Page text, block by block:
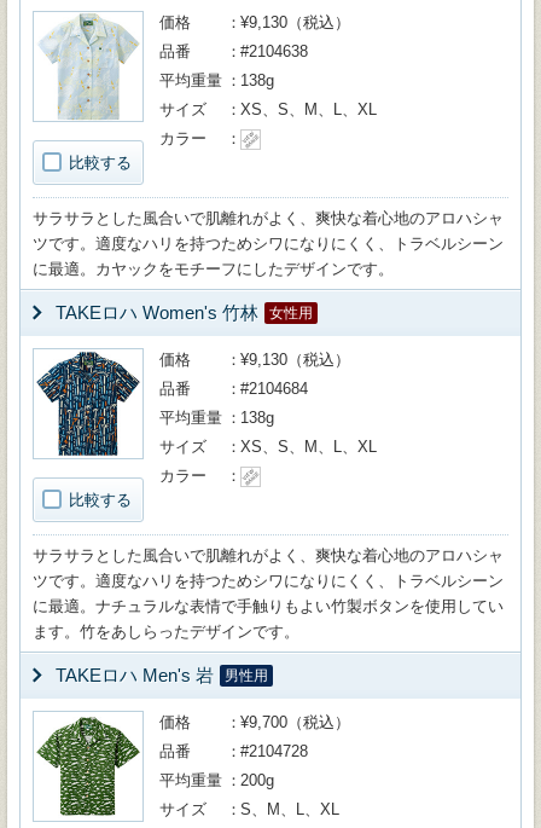
比較する
価格
¥9,130（税込）
品番
#2104638
平均重量
138g
サイズ
XS、S、M、L、XL
カラー
サラサラとした風合いで肌離れがよく、爽快な着心地のアロハシャ
ツです。適度なハリを持つためシワになりにくく、トラベルシーン
に最適。カヤックをモチーフにしたデザインです。
TAKEロハ Women's 竹林 女性用
比較する
価格
¥9,130（税込）
品番
#2104684
平均重量
138g
サイズ
XS、S、M、L、XL
カラー
サラサラとした風合いで肌離れがよく、爽快な着心地のアロハシャ
ツです。適度なハリを持つためシワになりにくく、トラベルシーン
に最適。ナチュラルな表情で手触りもよい竹製ボタンを使用してい
ます。竹をあしらったデザインです。
TAKEロハ Men's 岩 男性用
価格
¥9,700（税込）
品番
#2104728
平均重量
200g
サイズ
S、M、L、XL